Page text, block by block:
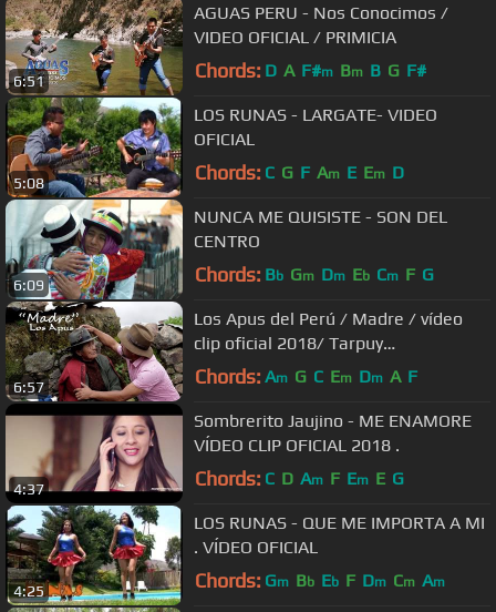
6:51
AGUAS PERU - Nos Conocimos /
VIDEO OFICIAL / PRIMICIA
Chords: D A F#m Bm B G F#
5:08
LOS RUNAS - LARGATE- VIDEO
OFICIAL
Chords: C G F Am E Em D
6:09
NUNCA ME QUISISTE - SON DEL
CENTRO
Chords: Bb Gm Dm Eb Cm F G
6:57
Los Apus del Perú / Madre / vídeo
clip oficial 2018/ Tarpuy
Producciones
Chords: Am G C Em Dm A F
4:37
Sombrerito Jaujino - ME ENAMORE
VÍDEO CLIP OFICIAL 2018 .
Chords: C D Am F Em E G
4:25
LOS RUNAS - QUE ME IMPORTA A MI
. VÍDEO OFICIAL
Chords: Gm Bb Eb F Dm Cm Am